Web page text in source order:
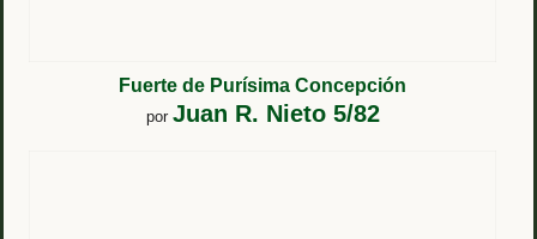
Fuerte de Purísima Concepción
por Juan R. Nieto 5/82